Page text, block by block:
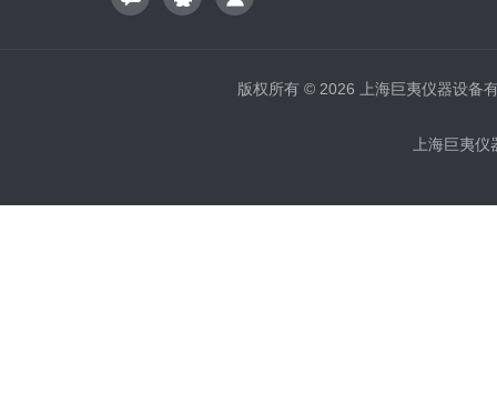
版权所有 © 2026 上海巨夷仪器设
上海巨夷